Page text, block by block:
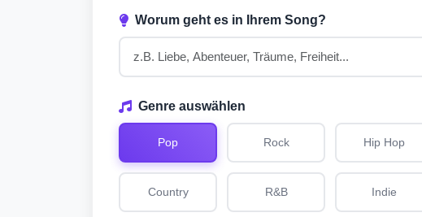
Worum geht es in Ihrem Song?
Genre auswählen
Pop Rock Hip Hop
Country R&B Indie